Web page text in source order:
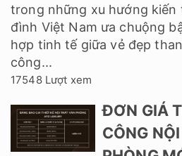
trong những xu hướng kiến
đình Việt Nam ưa chuộng
hợp tinh tế giữa vẻ đẹp
công...
17548 Lượt xem
ĐƠN GIÁ
CÔNG